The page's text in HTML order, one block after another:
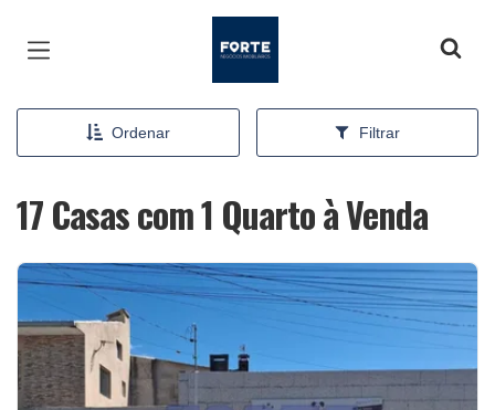
Ordenar Filtrar
17 Casas com 1 Quarto à Venda